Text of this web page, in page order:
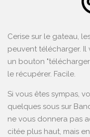
Cerise sur le gateau,
peuvent télécharger. Il
un bouton
le récupérer. Facile.
Si vous êtes sympas,
quelques sous sur
ne vous donnera pas
citée plus haut, mais